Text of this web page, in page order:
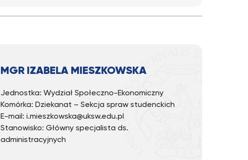
MGR IZABELA MIESZKOWSKA
Jednostka: Wydział Społeczno-Ekonomiczny
Komórka: Dziekanat – Sekcja spraw studenckich
E-mail: i.mieszkowska@uksw.edu.pl
Stanowisko: Główny specjalista ds.
administracyjnych